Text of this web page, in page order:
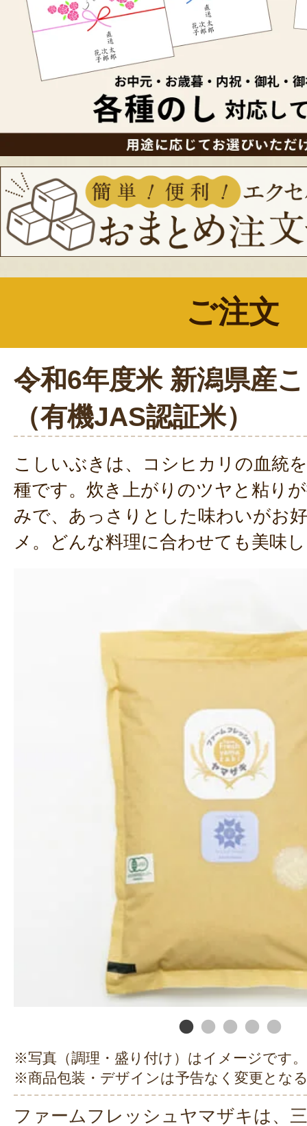
ご注文
令和6年度米 新潟県産
（有機JAS認証米）
こしいぶきは、コシヒカリの血統
種です。炊き上がりのツヤと粘り
みで、あっさりとした味わいがお
メ。どんな料理に合わせても美味
※写真（調理・盛り付け）はイメージです。
※商品包装・デザインは予告なく変更とな
ファームフレッシュヤマザキは、